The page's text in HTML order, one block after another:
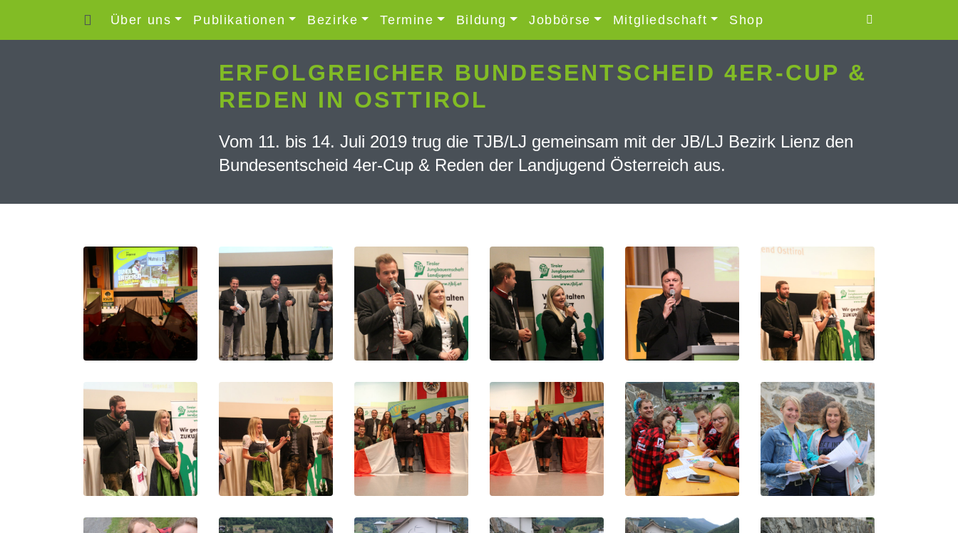
Über uns Publikationen Bezirke Termine Bildung Jobbörse Mitgliedschaft Shop
ERFOLGREICHER BUNDESENTSCHEID 4ER-CUP &
REDEN IN OSTTIROL
Vom 11. bis 14. Juli 2019 trug die TJB/LJ gemeinsam mit der JB/LJ Bezirk Lienz den
Bundesentscheid 4er-Cup & Reden der Landjugend Österreich aus.